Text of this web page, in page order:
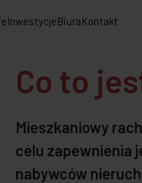
InwestycjeBiuraKontakt
Co to
Mieszkaniowy
celu zapewnienia
nabywców